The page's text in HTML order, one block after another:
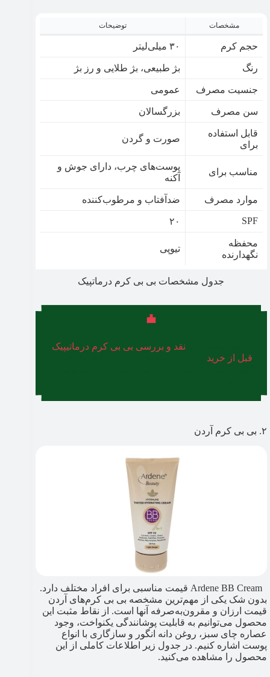
مشخصات توضیحات
حجم کرم ۳۰ میلی‌لیتر
رنگ بژ طبیعی، بژ طلایی و رز بژ
جنسیت مصرف عمومی
سن مصرف بزرگسالان
قابل استفاده
برای
صورت و گردن
مناسب برای
پوست‌های چرب، دارای جوش‎ و
آکنه‎
موارد مصرف ضدآفتاب و مرطوب‌کننده
SPF ۲۰
محفظه
نگهدارنده
تیوپی
جدول مشخصات بی بی کرم درماتپیک
نقد و بررسی بی بی کرم درماتیپیک
قبل از خرید
۲. بی بی کرم آردن
Ardene BB Cream قیمت مناسبی برای افراد مختلف دارد.
بدون شک یکی از مهم‌ترین مشخصه بی بی کرم‌های آردن
قیمت ارزان و مقرون‌به‌صرفه آنها است. از نقاط مثبت این
محصول می‌توانیم به قابلیت پوشانندگی یکنواخت، وجود
عصاره چای سبز، روغن دانه انگور و سازگاری با انواع
پوست اشاره کنیم. در جدول زیر اطلاعات کاملی از این
محصول را مشاهده می‌کنید.